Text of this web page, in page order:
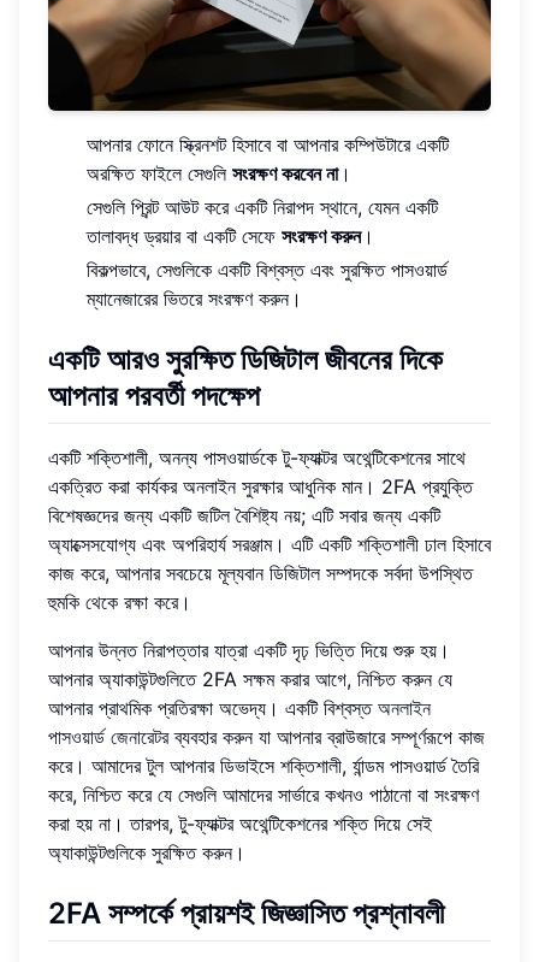
আপনার ফোনে স্ক্রিনশট হিসাবে বা আপনার কম্পিউটারে একটি
অরক্ষিত ফাইলে সেগুলি সংরক্ষণ করবেন না।
সেগুলি প্রিন্ট আউট করে একটি নিরাপদ স্থানে, যেমন একটি
তালাবদ্ধ ড্রয়ার বা একটি সেফে সংরক্ষণ করুন।
বিকল্পভাবে, সেগুলিকে একটি বিশ্বস্ত এবং সুরক্ষিত পাসওয়ার্ড
ম্যানেজারের ভিতরে সংরক্ষণ করুন।
একটি আরও সুরক্ষিত ডিজিটাল জীবনের দিকে
আপনার পরবর্তী পদক্ষেপ
একটি শক্তিশালী, অনন্য পাসওয়ার্ডকে টু-ফ্যাক্টর অথেন্টিকেশনের সাথে
একত্রিত করা কার্যকর অনলাইন সুরক্ষার আধুনিক মান। 2FA প্রযুক্তি
বিশেষজ্ঞদের জন্য একটি জটিল বৈশিষ্ট্য নয়; এটি সবার জন্য একটি
অ্যাক্সেসযোগ্য এবং অপরিহার্য সরঞ্জাম। এটি একটি শক্তিশালী ঢাল হিসাবে
কাজ করে, আপনার সবচেয়ে মূল্যবান ডিজিটাল সম্পদকে সর্বদা উপস্থিত
হুমকি থেকে রক্ষা করে।
আপনার উন্নত নিরাপত্তার যাত্রা একটি দৃঢ় ভিত্তি দিয়ে শুরু হয়।
আপনার অ্যাকাউন্টগুলিতে 2FA সক্ষম করার আগে, নিশ্চিত করুন যে
আপনার প্রাথমিক প্রতিরক্ষা অভেদ্য। একটি বিশ্বস্ত অনলাইন
পাসওয়ার্ড জেনারেটরব্যবহার করুন যা আপনার ব্রাউজারে সম্পূর্ণরূপে কাজ
করে। আমাদের টুল আপনার ডিভাইসে শক্তিশালী, র্যান্ডম পাসওয়ার্ড তৈরি
করে, নিশ্চিত করে যে সেগুলি আমাদের সার্ভারে কখনও পাঠানো বা সংরক্ষণ
করা হয় না। তারপর, টু-ফ্যাক্টর অথেন্টিকেশনের শক্তি দিয়ে সেই
অ্যাকাউন্টগুলিকে সুরক্ষিত করুন।
2FA সম্পর্কে প্রায়শই জিজ্ঞাসিত প্রশ্নাবলী